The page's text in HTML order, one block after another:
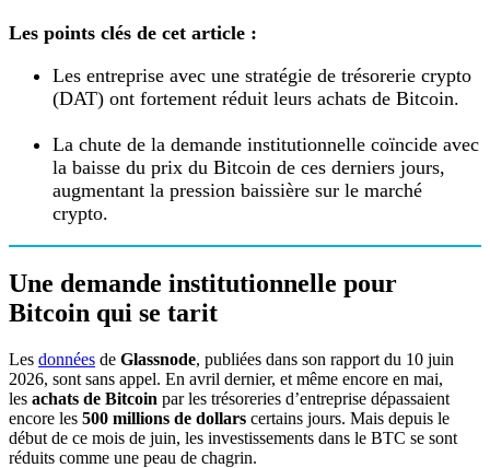
Les points clés de cet article :
Les entreprise avec une stratégie de trésorerie crypto
(DAT) ont fortement réduit leurs achats de Bitcoin.
La chute de la demande institutionnelle coïncide avec
la baisse du prix du Bitcoin de ces derniers jours,
augmentant la pression baissière sur le marché
crypto.
Une demande institutionnelle pour
Bitcoin qui se tarit
Les données de Glassnode, publiées dans son rapport du 10 juin
2026, sont sans appel. En avril dernier, et même encore en mai,
les achats de Bitcoin par les trésoreries d’entreprise dépassaient
encore les 500 millions de dollars certains jours. Mais depuis le
début de ce mois de juin, les investissements dans le BTC se sont
réduits comme une peau de chagrin.